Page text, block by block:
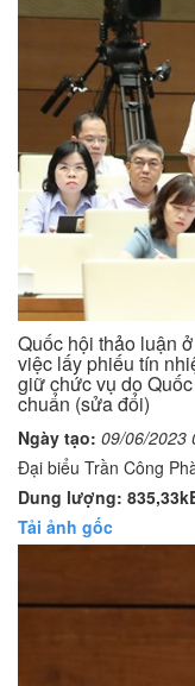
Quốc hội thảo luận
việc lấy phiếu tín
giữ chức vụ do
chuẩn (sửa đổi)
Ngày tạo: 09/06/2023
Đại biểu Trần Công
Dung lượng:
Tải ảnh gốc